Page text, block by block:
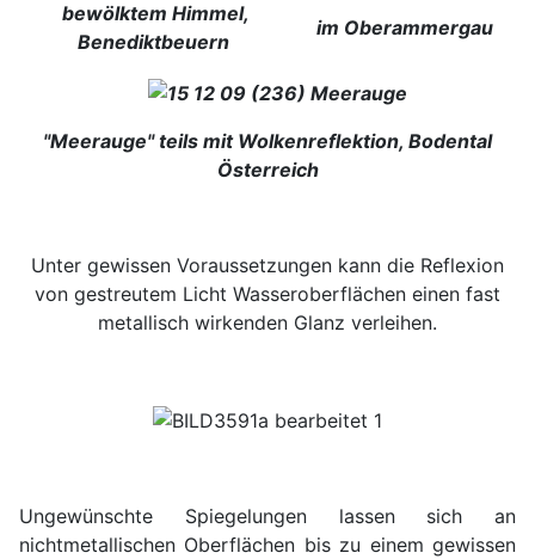
bewölktem Himmel,
Benediktbeuern
im Oberammergau
"Meerauge" teils mit Wolkenreflektion, Bodental
Österreich
Unter gewissen Voraussetzungen kann die Reflexion
von gestreutem Licht Wasseroberflächen einen fast
metallisch wirkenden Glanz verleihen.
Ungewünschte Spiegelungen lassen sich an
nichtmetallischen Oberflächen bis zu einem gewissen